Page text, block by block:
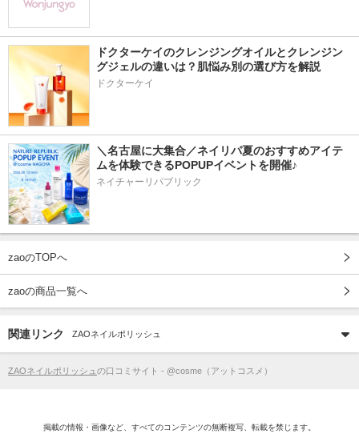
ドクターケイのクレンジングオイルとクレンジン
グジェルの違いは？肌悩み別の選び方を解説
ドクターケイ
＼名古屋に大集合／ネイリパ夏のおすすめアイテ
ムを体験できるPOPUPイベントを開催♪
ネイチャーリパブリック
zaoのTOPへ
zaoの商品一覧へ
関連リンク ZAOネイルポリッシュ
ZAOネイルポリッシュ の口コミサイト - @cosme（アットコスメ）
掲載の情報・画像など、すべてのコンテンツの無断複写、転載を禁じます。